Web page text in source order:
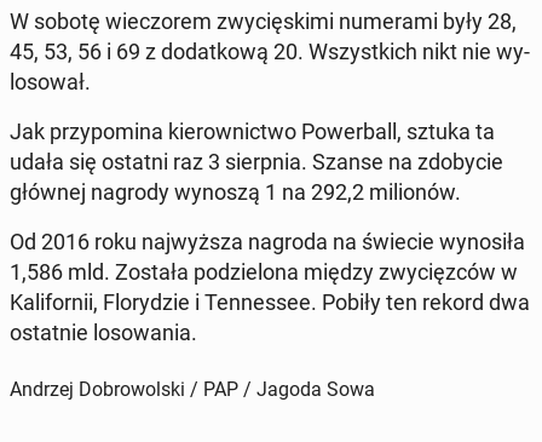
W sobotę wie­czo­rem zwy­cię­ski­mi nu­me­ra­mi były 28,
45, 53, 56 i 69 z do­dat­ko­wą 20. Wszyst­kich nikt nie wy­
lo­so­wał.
Jak przy­po­mi­na kie­row­nic­two Po­wer­ball, sztuka ta
udała się ostatni raz 3 sierp­nia. Szanse na zdo­by­cie
głównej nagrody wynoszą 1 na 292,2 mi­lio­nów.
Od 2016 roku naj­wyż­sza nagroda na świecie wy­no­si­ła
1,586 mld. Została po­dzie­lo­na między zwy­cięz­ców w
Ka­li­for­nii, Flo­ry­dzie i Ten­nes­see. Pobiły ten rekord dwa
ostat­nie lo­so­wa­nia.
Andrzej Dobrowolski / PAP / Jagoda Sowa